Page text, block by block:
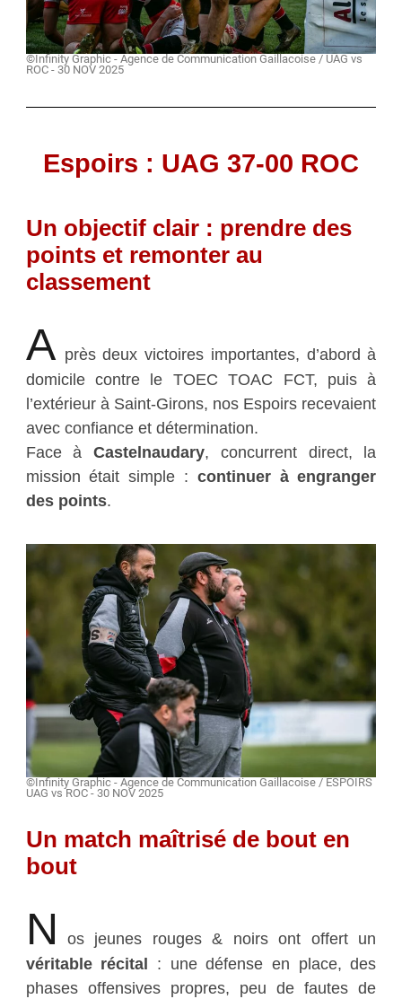
©Infinity Graphic - Agence de Communication Gaillacoise / UAG vs
ROC - 30 NOV 2025
Espoirs : UAG 37-00 ROC
Un objectif clair : prendre des
points et remonter au
classement
A près deux victoires importantes, d’abord à
domicile contre le TOEC TOAC FCT, puis à
l’extérieur à Saint-Girons, nos Espoirs recevaient
avec confiance et détermination.
Face àCastelnaudary, concurrent direct, la
mission était simple : continuer à engranger
des points.
©Infinity Graphic - Agence de Communication Gaillacoise / ESPOIRS
UAG vs ROC - 30 NOV 2025
Un match maîtrisé de bout en
bout
N
os jeunes rouges & noirs ont offert un
véritable récital : une défense en place, des
phases offensives propres, peu de fautes de